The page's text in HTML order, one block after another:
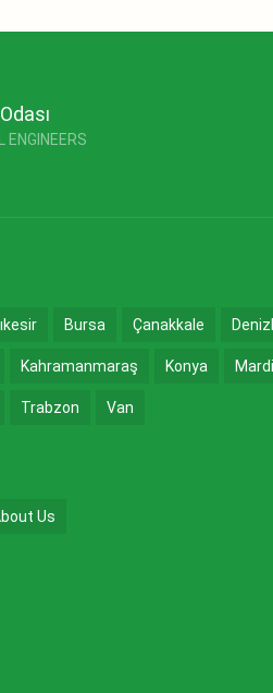
ENGINEERS
Bursa Çanakkale
Kahramanmaraş Konya
Trabzon Van
Us